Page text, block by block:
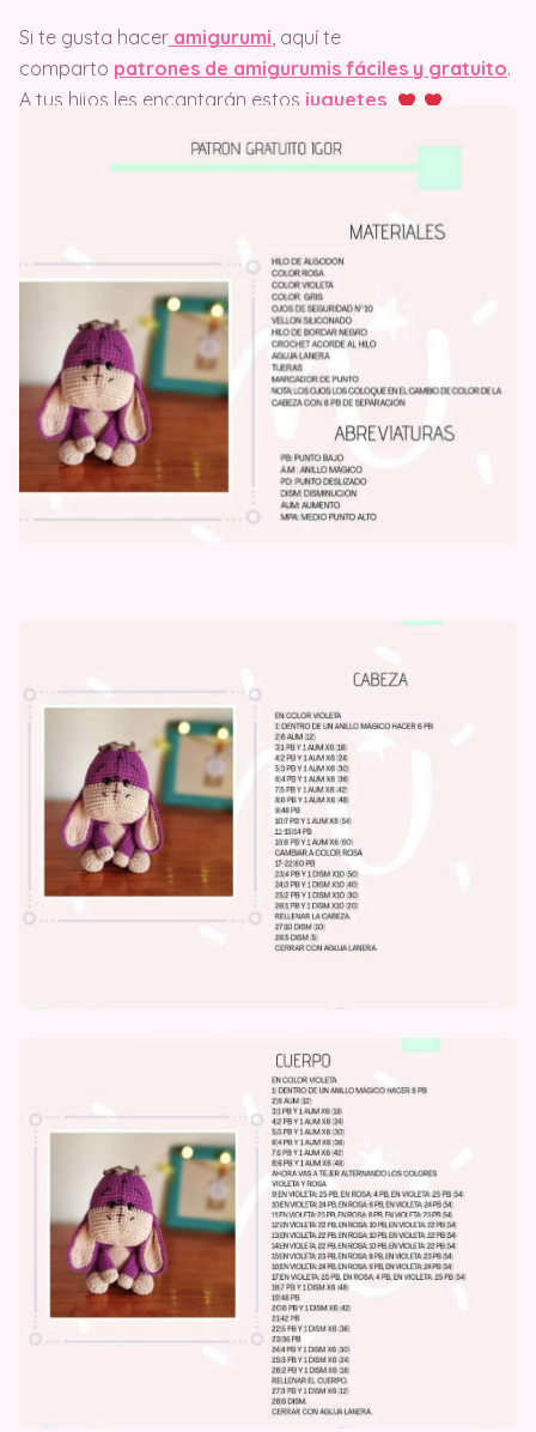
Si te gusta hacer amigurumi, aquí te
comparto patrones de amigurumis fáciles y gratuito.
A tus hijos les encantarán estos juguetes